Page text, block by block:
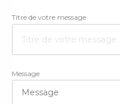
Titre de votre message
Message